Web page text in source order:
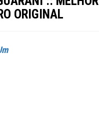
ORIGINAL